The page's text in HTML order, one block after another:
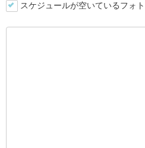
スケジュールが空いているフォ